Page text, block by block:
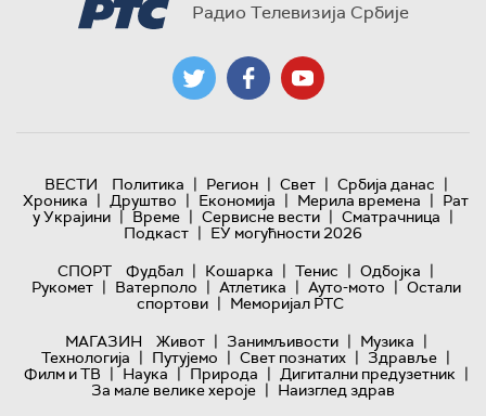
Радио Телевизија Србије
ВЕСТИ Политика | Регион | Свет | Србија данас |
Хроника | Друштво | Економија | Мерила времена | Рат
у Украјини | Време | Сервисне вести | Сматрачница |
Подкаст | ЕУ могућности 2026
СПОРТ
Фудбал | Кошарка | Тенис | Одбојка |
Рукомет | Ватерполо | Атлетика | Ауто-мото | Остали
спортови | Меморијал РТС
МАГАЗИН
Живот | Занимљивости | Музика |
Технологијa | Путујемо | Свет познатих | Здравље |
Филм и ТВ | Наука | Природа | Дигитални предузетник |
За мале велике хероје | Наизглед здрав